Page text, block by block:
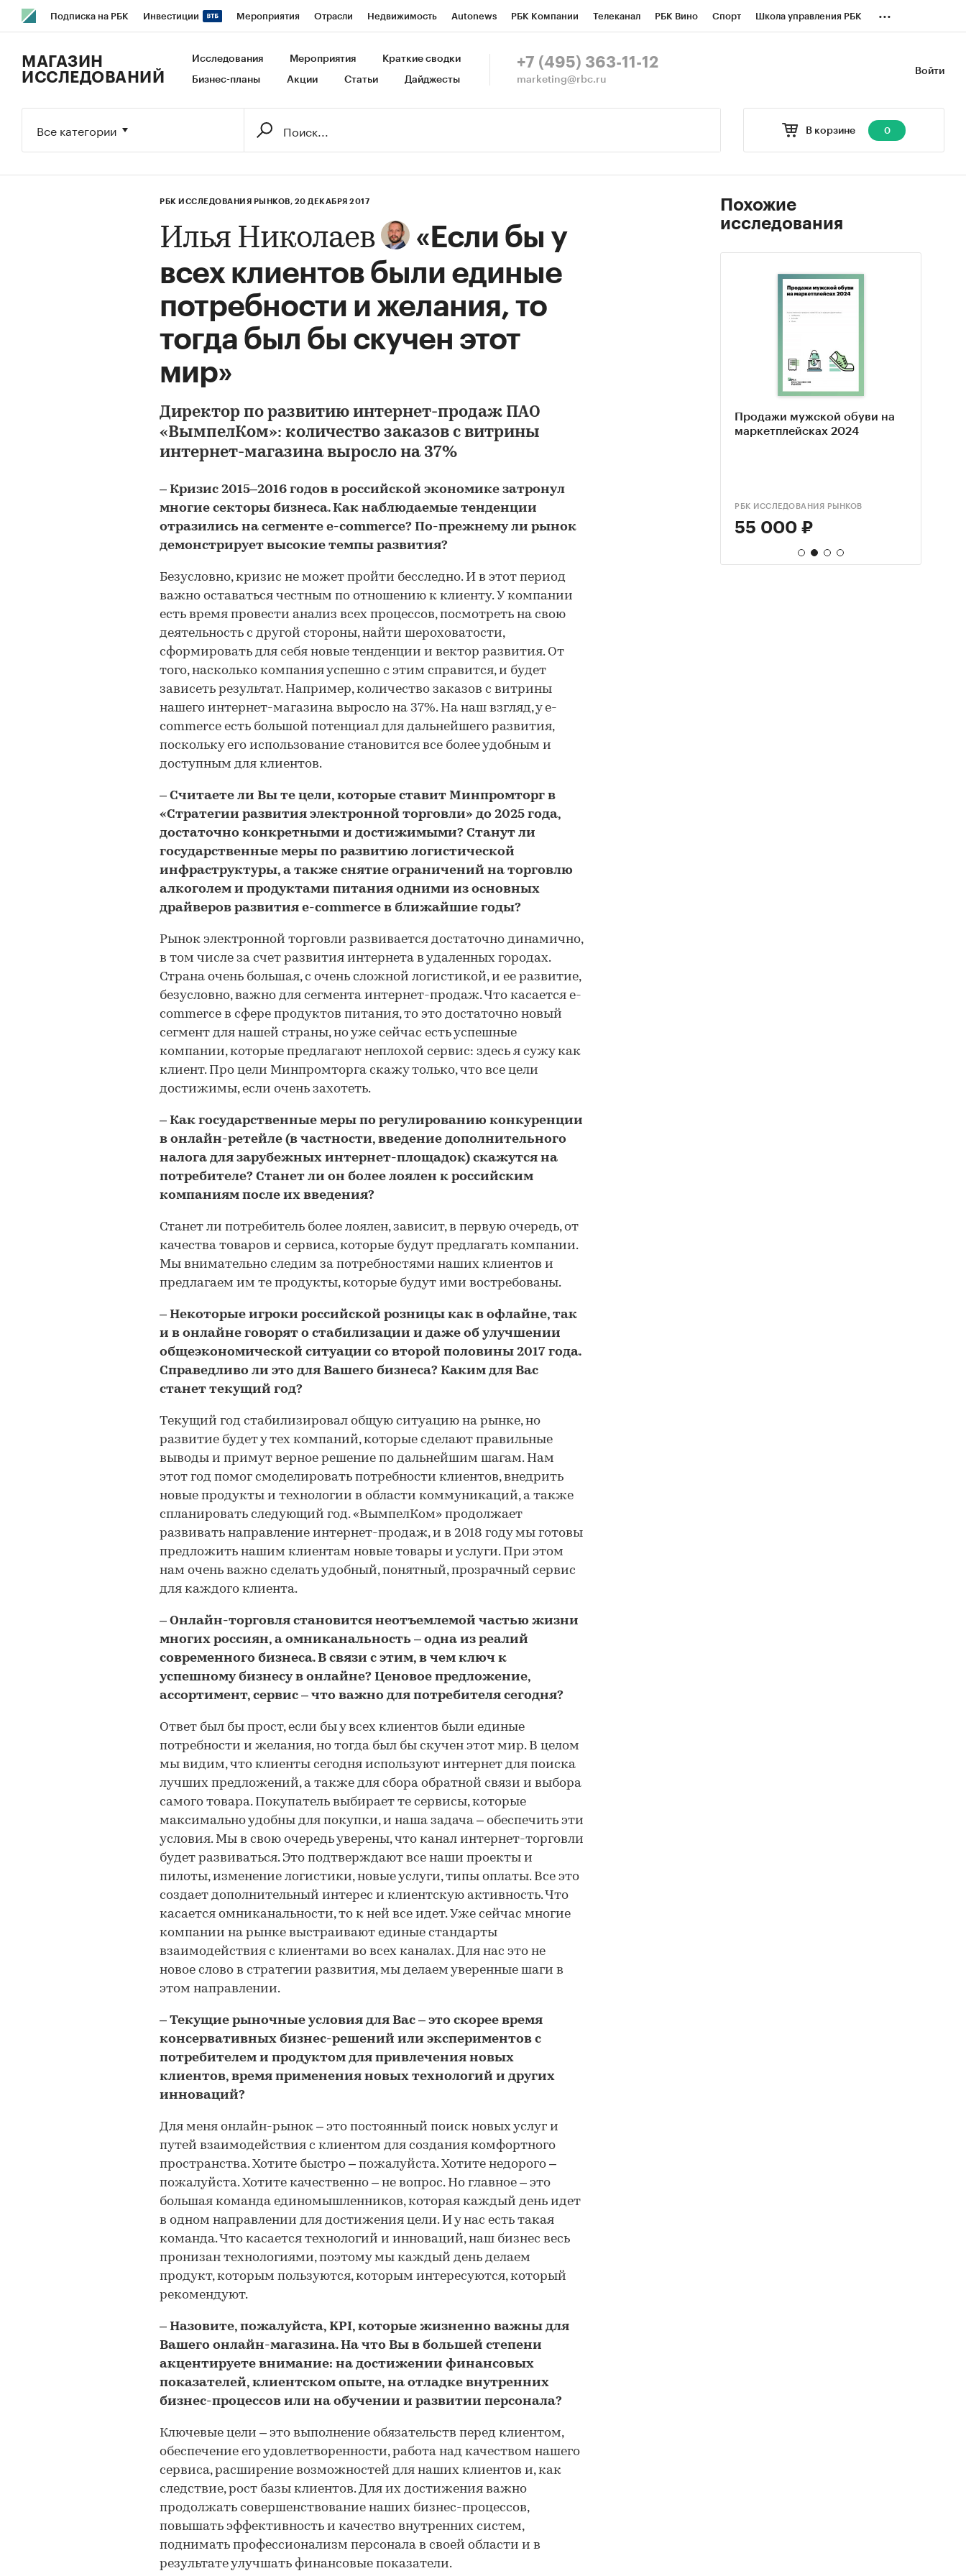
Подписка на РБК Инвестиции Мероприятия Отрасли Недвижимость Autonews РБК Компании Телеканал РБК Вино Спорт Школа управления РБК
Исследования Кредитные рейтинги Франшизы Газета Спецпроекты СПб Конференции СПб Спецпроекты
...
Войти
МАГАЗИН
ИССЛЕДОВАНИЙ
Исследования Мероприятия Краткие сводки
Бизнес-планы Акции Статьи Дайджесты
+7 (495) 363-11-12
marketing@rbc.ru
В корзине 0
Все категории
РБК ИССЛЕДОВАНИЯ РЫНКОВ, 20 ДЕКАБРЯ 2017
Илья Николаев
«Если бы у
всех клиентов были единые
потребности и желания, то
тогда был бы скучен этот
мир»
Директор по развитию интернет-продаж ПАО
«ВымпелКом»: количество заказов с витрины
интернет-магазина выросло на 37%
– Кризис 2015–2016 годов в российской экономике затронул
многие секторы бизнеса. Как наблюдаемые тенденции
отразились на сегменте e-commerce? По-прежнему ли рынок
демонстрирует высокие темпы развития?
Безусловно, кризис не может пройти бесследно. И в этот период
важно оставаться честным по отношению к клиенту. У компании
есть время провести анализ всех процессов, посмотреть на свою
деятельность с другой стороны, найти шероховатости,
сформировать для себя новые тенденции и вектор развития. От
того, насколько компания успешно с этим справится, и будет
зависеть результат. Например, количество заказов с витрины
нашего интернет-магазина выросло на 37%. На наш взгляд, у e-
commerce есть большой потенциал для дальнейшего развития,
поскольку его использование становится все более удобным и
доступным для клиентов.
– Считаете ли Вы те цели, которые ставит Минпромторг в
«Стратегии развития электронной торговли» до 2025 года,
достаточно конкретными и достижимыми? Станут ли
государственные меры по развитию логистической
инфраструктуры, а также снятие ограничений на торговлю
алкоголем и продуктами питания одними из основных
драйверов развития e-commerce в ближайшие годы?
Рынок электронной торговли развивается достаточно динамично,
в том числе за счет развития интернета в удаленных городах.
Страна очень большая, с очень сложной логистикой, и ее развитие,
безусловно, важно для сегмента интернет-продаж. Что касается e-
commerce в сфере продуктов питания, то это достаточно новый
сегмент для нашей страны, но уже сейчас есть успешные
компании, которые предлагают неплохой сервис: здесь я сужу как
клиент. Про цели Минпромторга скажу только, что все цели
достижимы, если очень захотеть.
– Как государственные меры по регулированию конкуренции
в онлайн-ретейле (в частности, введение дополнительного
налога для зарубежных интернет-площадок) скажутся на
потребителе? Станет ли он более лоялен к российским
компаниям после их введения?
Станет ли потребитель более лоялен, зависит, в первую очередь, от
качества товаров и сервиса, которые будут предлагать компании.
Мы внимательно следим за потребностями наших клиентов и
предлагаем им те продукты, которые будут ими востребованы.
– Некоторые игроки российской розницы как в офлайне, так
и в онлайне говорят о стабилизации и даже об улучшении
общеэкономической ситуации со второй половины 2017 года.
Справедливо ли это для Вашего бизнеса? Каким для Вас
станет текущий год?
Текущий год стабилизировал общую ситуацию на рынке, но
развитие будет у тех компаний, которые сделают правильные
выводы и примут верное решение по дальнейшим шагам. Нам
этот год помог смоделировать потребности клиентов, внедрить
новые продукты и технологии в области коммуникаций, а также
спланировать следующий год. «ВымпелКом» продолжает
развивать направление интернет-продаж, и в 2018 году мы готовы
предложить нашим клиентам новые товары и услуги. При этом
нам очень важно сделать удобный, понятный, прозрачный сервис
для каждого клиента.
– Онлайн-торговля становится неотъемлемой частью жизни
многих россиян, а омниканальность – одна из реалий
современного бизнеса. В связи с этим, в чем ключ к
успешному бизнесу в онлайне? Ценовое предложение,
ассортимент, сервис – что важно для потребителя сегодня?
Ответ был бы прост, если бы у всех клиентов были единые
потребности и желания, но тогда был бы скучен этот мир. В целом
мы видим, что клиенты сегодня используют интернет для поиска
лучших предложений, а также для сбора обратной связи и выбора
самого товара. Покупатель выбирает те сервисы, которые
максимально удобны для покупки, и наша задача – обеспечить эти
условия. Мы в свою очередь уверены, что канал интернет-торговли
будет развиваться. Это подтверждают все наши проекты и
пилоты, изменение логистики, новые услуги, типы оплаты. Все это
создает дополнительный интерес и клиентскую активность. Что
касается омниканальности, то к ней все идет. Уже сейчас многие
компании на рынке выстраивают единые стандарты
взаимодействия с клиентами во всех каналах. Для нас это не
новое слово в стратегии развития, мы делаем уверенные шаги в
этом направлении.
– Текущие рыночные условия для Вас – это скорее время
консервативных бизнес-решений или экспериментов с
потребителем и продуктом для привлечения новых
клиентов, время применения новых технологий и других
инноваций?
Для меня онлайн-рынок – это постоянный поиск новых услуг и
путей взаимодействия с клиентом для создания комфортного
пространства. Хотите быстро – пожалуйста. Хотите недорого –
пожалуйста. Хотите качественно – не вопрос. Но главное – это
большая команда единомышленников, которая каждый день идет
в одном направлении для достижения цели. И у нас есть такая
команда. Что касается технологий и инноваций, наш бизнес весь
пронизан технологиями, поэтому мы каждый день делаем
продукт, которым пользуются, которым интересуются, который
рекомендуют.
– Назовите, пожалуйста, KPI, которые жизненно важны для
Вашего онлайн-магазина. На что Вы в большей степени
акцентируете внимание: на достижении финансовых
показателей, клиентском опыте, на отладке внутренних
бизнес-процессов или на обучении и развитии персонала?
Ключевые цели – это выполнение обязательств перед клиентом,
обеспечение его удовлетворенности, работа над качеством нашего
сервиса, расширение возможностей для наших клиентов и, как
следствие, рост базы клиентов. Для их достижения важно
продолжать совершенствование наших бизнес-процессов,
повышать эффективность и качество внутренних систем,
поднимать профессионализм персонала в своей области и в
результате улучшать финансовые показатели.
Похожие
исследования
Продажи смартфонов на
маркетплейсах 2024
РБК ИССЛЕДОВАНИЯ РЫНКОВ
55 000 ₽
Продажи мужской обуви на
маркетплейсках 2024
РБК ИССЛЕДОВАНИЯ РЫНКОВ
55 000 ₽